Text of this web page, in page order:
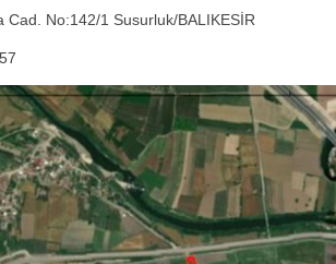
Cad. No:142/1 Susurluk/BALIKESİR